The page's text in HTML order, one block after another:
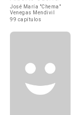
José María "Chema"
Venegas Mendivil
99 capítulos